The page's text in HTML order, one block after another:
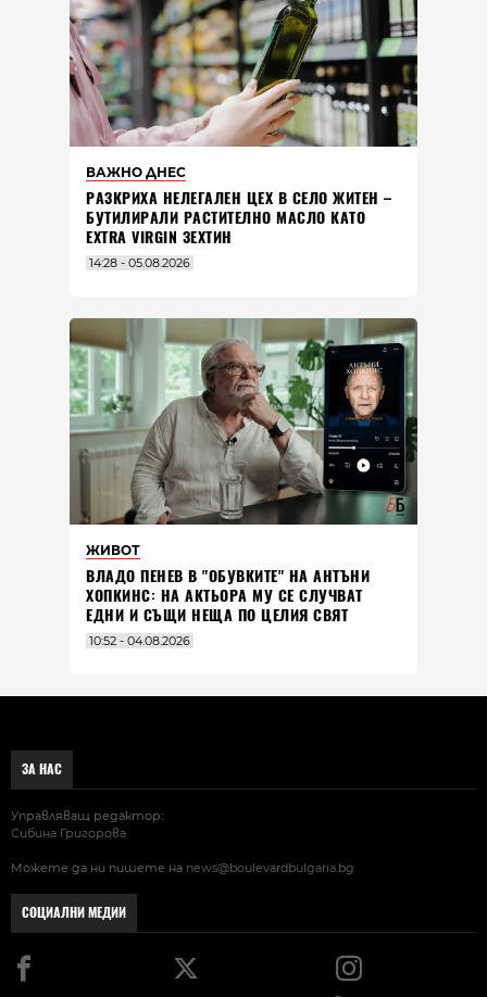
ВАЖНО ДНЕС
РАЗКРИХА НЕЛЕГАЛЕН ЦЕХ В СЕЛО ЖИТЕН –
БУТИЛИРАЛИ РАСТИТЕЛНО МАСЛО КАТО
EXTRA VIRGIN ЗЕХТИН
14:28 - 05.08.2026
ЖИВОТ
ВЛАДO ПЕНЕВ В "ОБУВКИТЕ" НА АНТЪНИ
ХОПКИНС: НА АКТЬОРА МУ СЕ СЛУЧВАТ
ЕДНИ И СЪЩИ НЕЩА ПО ЦЕЛИЯ СВЯТ
10:52 - 04.08.2026
ЗА НАС
Управляващ редактор:
Сибина Григорова
Можете да ни пишете на news@boulevardbulgaria.bg
СОЦИАЛНИ МЕДИИ